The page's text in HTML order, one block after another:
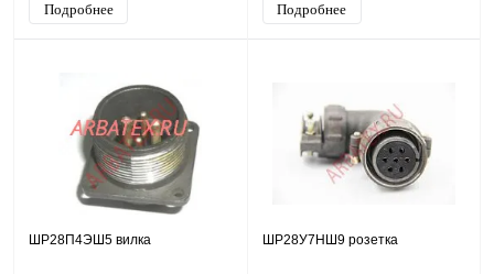
Подробнее Подробнее
ШР28П4ЭШ5 вилка ШР28У7НШ9 розетка